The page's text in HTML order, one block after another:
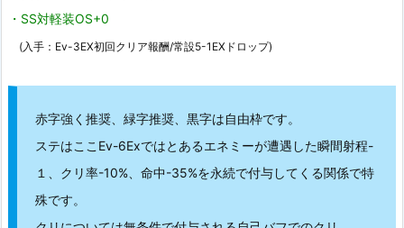
・SS対軽装OS+0
(入手：Ev-3EX初回クリア報酬/常設5-1EXドロップ)
赤字強く推奨、緑字推奨、黒字は自由枠です。
ステはここEv-6Exではとあるエネミーが遭遇した瞬間射程-
１、クリ率-10%、命中-35%を永続で付与してくる関係で特
殊です。